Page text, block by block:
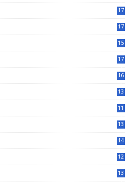
17
17
15
17
16
13
11
13
14
12
13